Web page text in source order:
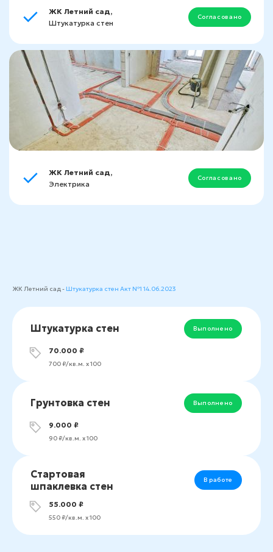
ЖК Летний сад,
Штукатурка стен
Согласовано
ЖК Летний сад,
Электрика
Согласовано
ЖК Летний сад - Штукатурка стен Акт №1 14.06.2023
Штукатурка стен Выполнено
70.000 ₽
700 ₽/кв.м. х 100
Грунтовка стен Выполнено
9.000 ₽
90 ₽/кв.м. х 100
Стартовая
шпаклевка стен
В работе
55.000 ₽
550 ₽/кв.м. х 100